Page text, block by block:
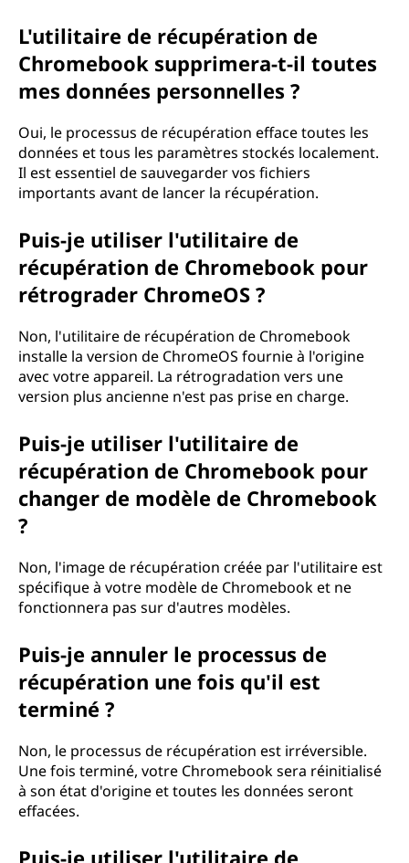
L'utilitaire de récupération de
Chromebook supprimera-t-il toutes
mes données personnelles ?
Oui, le processus de récupération efface toutes les
données et tous les paramètres stockés localement.
Il est essentiel de sauvegarder vos fichiers
importants avant de lancer la récupération.
Puis-je utiliser l'utilitaire de
récupération de Chromebook pour
rétrograder ChromeOS ?
Non, l'utilitaire de récupération de Chromebook
installe la version de ChromeOS fournie à l'origine
avec votre appareil. La rétrogradation vers une
version plus ancienne n'est pas prise en charge.
Puis-je utiliser l'utilitaire de
récupération de Chromebook pour
changer de modèle de Chromebook
?
Non, l'image de récupération créée par l'utilitaire est
spécifique à votre modèle de Chromebook et ne
fonctionnera pas sur d'autres modèles.
Puis-je annuler le processus de
récupération une fois qu'il est
terminé ?
Non, le processus de récupération est irréversible.
Une fois terminé, votre Chromebook sera réinitialisé
à son état d'origine et toutes les données seront
effacées.
Puis-je utiliser l'utilitaire de